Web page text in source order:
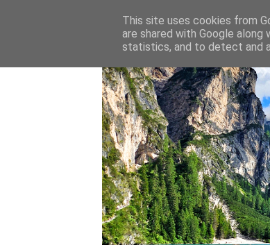
This site uses cookies from
are shared with Google
statistics, and to detect and